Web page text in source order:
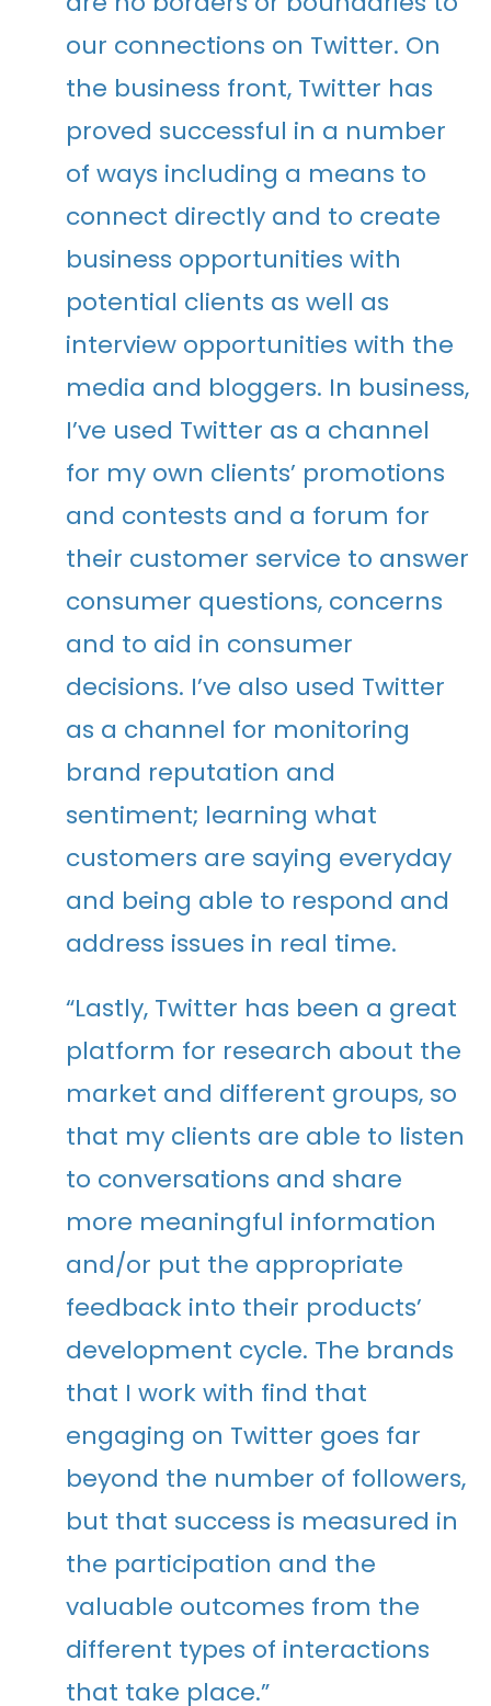
our connections on Twitter. On
the business front, Twitter has
proved successful in a number
of ways including a means to
connect directly and to create
business opportunities with
potential clients as well as
interview opportunities with the
media and bloggers. In business,
I’ve used Twitter as a channel
for my own clients’ promotions
and contests and a forum for
their customer service to answer
consumer questions, concerns
and to aid in consumer
decisions. I’ve also used Twitter
as a channel for monitoring
brand reputation and
sentiment; learning what
customers are saying everyday
and being able to respond and
address issues in real time.
“Lastly, Twitter has been a great
platform for research about the
market and different groups, so
that my clients are able to listen
to conversations and share
more meaningful information
and/or put the appropriate
feedback into their products’
development cycle. The brands
that I work with find that
engaging on Twitter goes far
beyond the number of followers,
but that success is measured in
the participation and the
valuable outcomes from the
different types of interactions
that take place.”